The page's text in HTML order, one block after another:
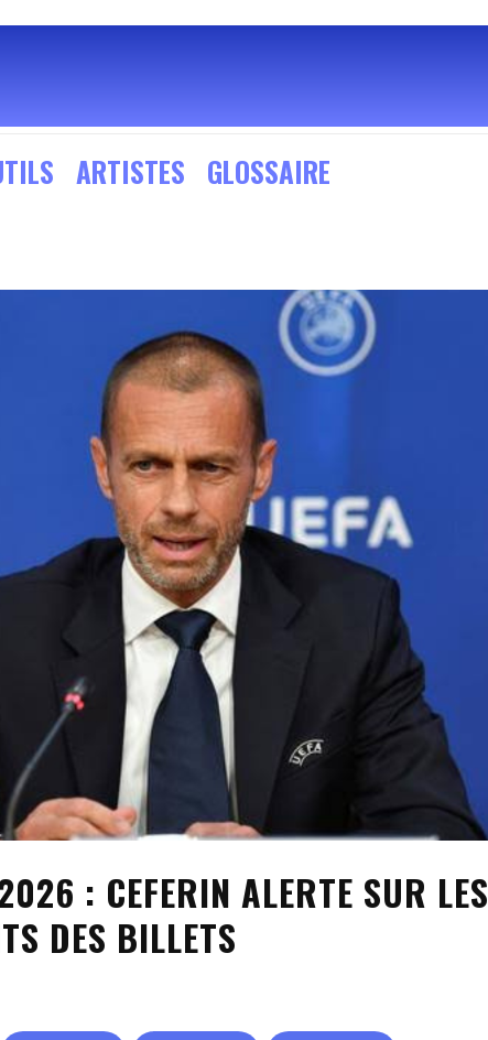
ARTISTES GLOSSAIRE
: CEFERIN ALERTE SUR LES
DES BILLETS